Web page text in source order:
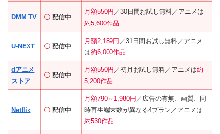
DMM TV 〇 配信中
月額550円 ／30日間お試し無料／ アニメは
約5,600作品
U-NEXT 〇 配信中
月額2,189円 ／31日間お試し無料／アニメ
は約6,000作品
dアニメ
ストア
〇 配信中
月額550円 ／初月お試し無料／アニメは約
5,200作品
Netflix 〇 配信中
月額790～1,980円 ／広告の有無、画質、同
時再生端末数が異なる4プラン／アニメは
約530作品